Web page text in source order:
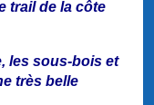
trail de la côte
les sous-bois et
très belle